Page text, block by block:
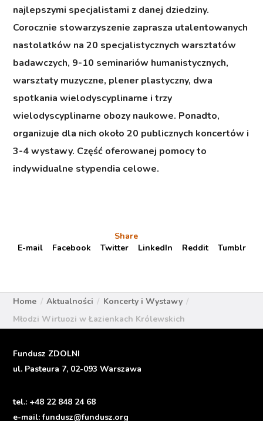
najlepszymi specjalistami z danej dziedziny.
Corocznie stowarzyszenie zaprasza utalentowanych
nastolatków na 20 specjalistycznych warsztatów
badawczych, 9-10 seminariów humanistycznych,
warsztaty muzyczne, plener plastyczny, dwa
spotkania wielodyscyplinarne i trzy
wielodyscyplinarne obozy naukowe. Ponadto,
organizuje dla nich około 20 publicznych koncertów i
3-4 wystawy. Część oferowanej pomocy to
indywidualne stypendia celowe.
Share
E-mail
Facebook Twitter LinkedIn Reddit Tumblr
Home Aktualności
Koncerty i Wystawy
Młodzi Wirtuozi w Łazienkach Królewskich
Fundusz ZDOLNI
ul. Pasteura 7, 02-093 Warszawa
tel.: +48 22 848 24 68
e-mail:fundusz@fundusz.org